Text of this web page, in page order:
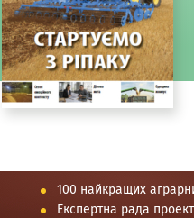
100 найкращих
Експертна рада